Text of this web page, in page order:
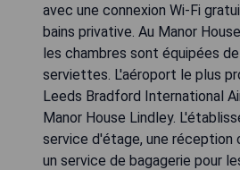
avec une connexion Wi-Fi
bains privative. Au Manor
les chambres sont équipées
serviettes. L'aéroport le plus
Leeds Bradford International
Manor House Lindley.
service d'étage, une
un service de bagagerie pour